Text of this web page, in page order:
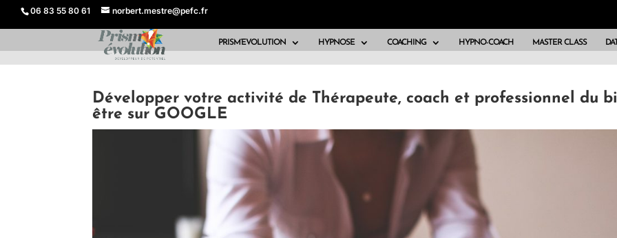
06 83 55 80 61 norbert.mestre@pefc.fr
PRISM’EVOLUTION HYPNOSE COACHING HYPNO-COACH MASTER CLASS
Développer votre activité de Thérapeute, coach et professionnel du
être sur GOOGLE